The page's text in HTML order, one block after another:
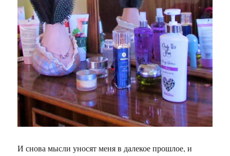
И снова мысли уносят меня в далекое прошлое, и